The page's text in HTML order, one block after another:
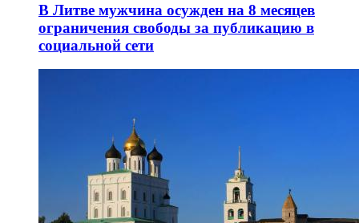
В Литве мужчина осужден на 8 месяцев
ограничения свободы за публикацию в
социальной сети